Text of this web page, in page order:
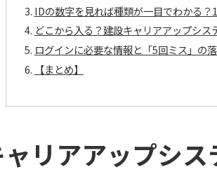
IDの数字を見れば種類が一目でわかる？
どこから入る？建設キャリアアップシス
ログインに必要な情報と「5回ミス」の
【まとめ】
リアアップシ